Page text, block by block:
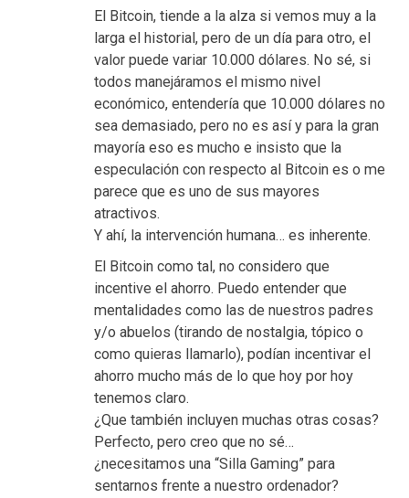
El Bitcoin, tiende a la alza si vemos muy a la
larga el historial, pero de un día para otro, el
valor puede variar 10.000 dólares. No sé, si
todos manejáramos el mismo nivel
económico, entendería que 10.000 dólares no
sea demasiado, pero no es así y para la gran
mayoría eso es mucho e insisto que la
especulación con respecto al Bitcoin es o me
parece que es uno de sus mayores
atractivos.
Y ahí, la intervención humana… es inherente.
El Bitcoin como tal, no considero que
incentive el ahorro. Puedo entender que
mentalidades como las de nuestros padres
y/o abuelos (tirando de nostalgia, tópico o
como quieras llamarlo), podían incentivar el
ahorro mucho más de lo que hoy por hoy
tenemos claro.
¿Que también incluyen muchas otras cosas?
Perfecto, pero creo que no sé…
¿necesitamos una “Silla Gaming” para
sentarnos frente a nuestro ordenador?